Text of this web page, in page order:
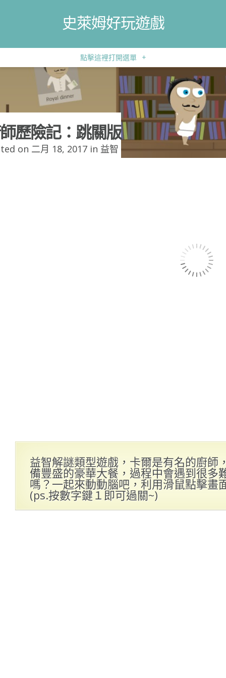
史萊姆好玩遊戲
點擊這裡打開選單 +
歷險記：跳關版
on 二月 18, 2017 in 益智
益智解謎類型遊戲，卡爾是有名的廚師
備豐盛的豪華大餐，過程中會遇到很多
嗎？一起來動動腦吧，利用滑鼠點擊畫
(ps.按數字鍵１即可過關~)